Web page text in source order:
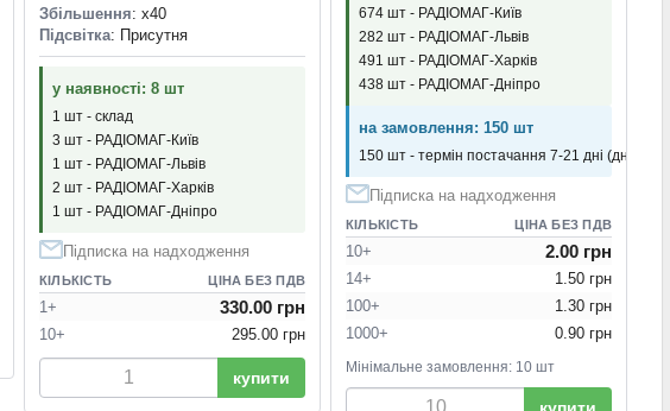
Збільшення: x40
Підсвітка: Присутня
у наявності: 8 шт
1 шт - склад
3 шт - РАДІОМАГ-Київ
1 шт - РАДІОМАГ-Львів
2 шт - РАДІОМАГ-Харків
1 шт - РАДІОМАГ-Дніпро
Підписка на надходження
КІЛЬКІСТЬ ЦІНА БЕЗ ПДВ
1+ 330.00 грн
10+ 295.00 грн
купити
674 шт - РАДІОМАГ-Київ
282 шт - РАДІОМАГ-Львів
491 шт - РАДІОМАГ-Харків
438 шт - РАДІОМАГ-Дніпро
на замовлення: 150 шт
150 шт - термін постачання 7-21 дні (днів)
Підписка на надходження
КІЛЬКІСТЬ ЦІНА БЕЗ ПДВ
10+ 2.00 грн
14+
1.50 грн
100+
1.30 грн
1000+
0.90 грн
Мінімальне замовлення: 10 шт